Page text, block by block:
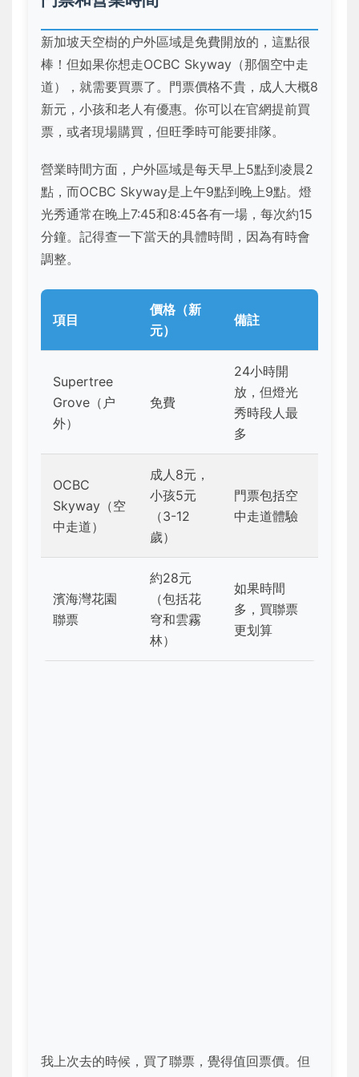
新加坡天空樹的户外區域是免費開放的，這點很
棒！但如果你想走OCBC Skyway（那個空中走
道），就需要買票了。門票價格不貴，成人大概8
新元，小孩和老人有優惠。你可以在官網提前買
票，或者現場購買，但旺季時可能要排隊。
營業時間方面，户外區域是每天早上5點到凌晨2
點，而OCBC Skyway是上午9點到晚上9點。燈
光秀通常在晚上7:45和8:45各有一場，每次約15
分鐘。記得查一下當天的具體時間，因為有時會
調整。
項目
價格（新
元）
備註
Supertree
Grove（户
外）
免費
24小時開
放，但燈光
秀時段人最
多
OCBC
Skyway（空
中走道）
成人8元，
小孩5元
（3-12
歲）
門票包括空
中走道體驗
濱海灣花園
聯票
約28元
（包括花
穹和雲霧
林）
如果時間
多，買聯票
更划算
我上次去的時候，買了聯票，覺得值回票價。但